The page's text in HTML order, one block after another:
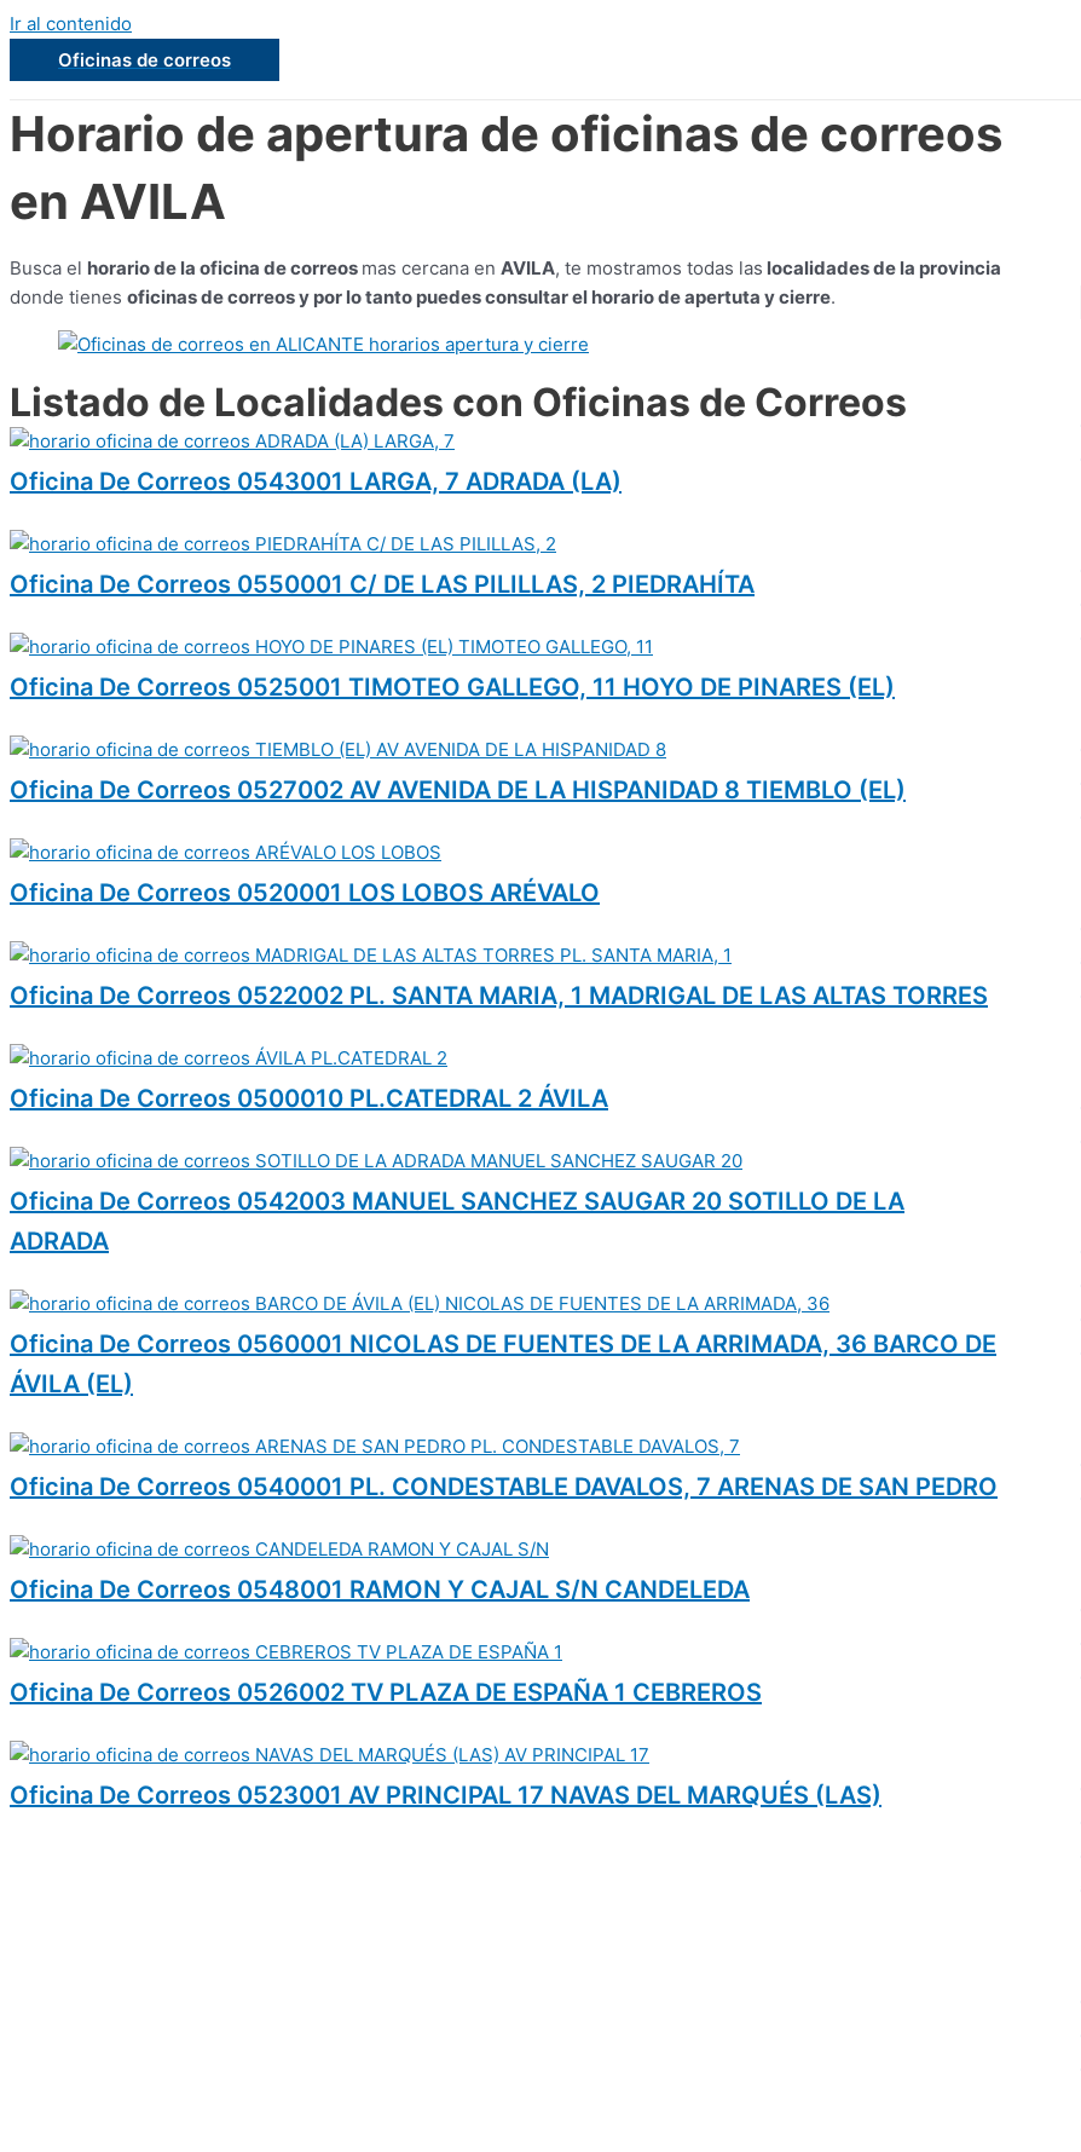
Ir al contenido
Oficinas de correos
Horario de apertura de oficinas de correos
en AVILA
Busca el horario de la oficina de correos mas cercana en AVILA, te mostramos todas las localidades de la provincia
donde tienes oficinas de correos y por lo tanto puedes consultar el horario de apertuta y cierre.
Listado de Localidades con Oficinas de Correos
Oficina De Correos 0543001 LARGA, 7 ADRADA (LA)
Oficina De Correos 0550001 C/ DE LAS PILILLAS, 2 PIEDRAHÍTA
Oficina De Correos 0525001 TIMOTEO GALLEGO, 11 HOYO DE PINARES (EL)
Oficina De Correos 0527002 AV AVENIDA DE LA HISPANIDAD 8 TIEMBLO (EL)
Oficina De Correos 0520001 LOS LOBOS ARÉVALO
Oficina De Correos 0522002 PL. SANTA MARIA, 1 MADRIGAL DE LAS ALTAS TORRES
Oficina De Correos 0500010 PL.CATEDRAL 2 ÁVILA
Oficina De Correos 0542003 MANUEL SANCHEZ SAUGAR 20 SOTILLO DE LA
ADRADA
Oficina De Correos 0560001 NICOLAS DE FUENTES DE LA ARRIMADA, 36 BARCO DE
ÁVILA (EL)
Oficina De Correos 0540001 PL. CONDESTABLE DAVALOS, 7 ARENAS DE SAN PEDRO
Oficina De Correos 0548001 RAMON Y CAJAL S/N CANDELEDA
Oficina De Correos 0526002 TV PLAZA DE ESPAÑA 1 CEBREROS
Oficina De Correos 0523001 AV PRINCIPAL 17 NAVAS DEL MARQUÉS (LAS)